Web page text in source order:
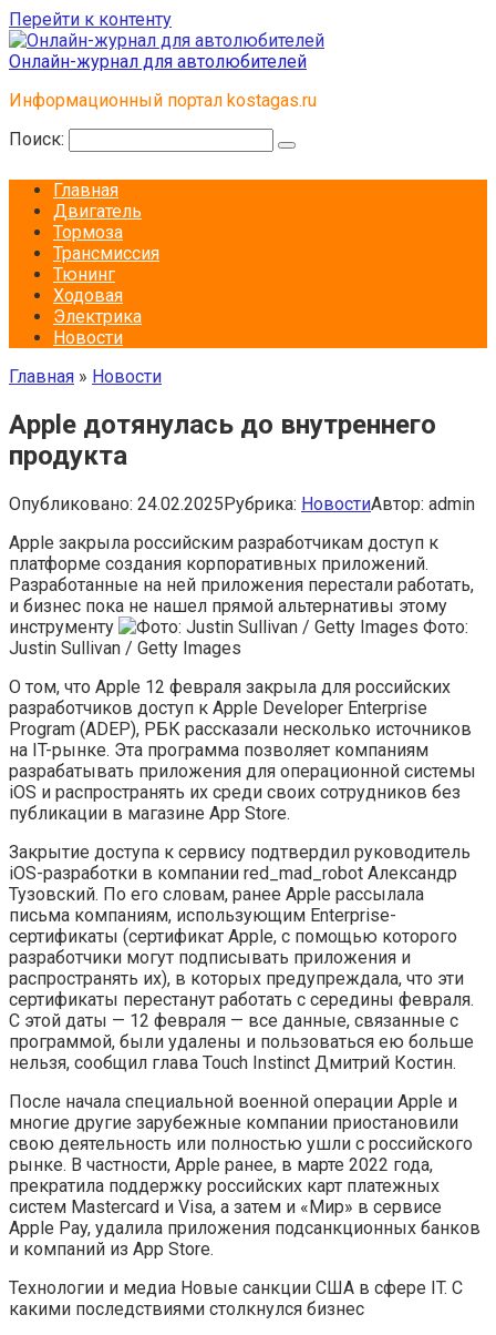
Перейти к контенту
Онлайн-журнал для автолюбителей
Информационный портал kostagas.ru
Поиск:
Главная
Двигатель
Тормоза
Трансмиссия
Тюнинг
Ходовая
Электрика
Новости
Главная » Новости
Apple дотянулась до внутреннего
продукта
Опубликовано: 24.02.2025Рубрика: НовостиАвтор: admin
Apple закрыла российским разработчикам доступ к
платформе создания корпоративных приложений.
Разработанные на ней приложения перестали работать,
и бизнес пока не нашел прямой альтернативы этому
инструменту
Фото:
Justin Sullivan / Getty Images
О том, что Apple 12 февраля закрыла для российских
разработчиков доступ к Apple Developer Enterprise
Program (ADEP), РБК рассказали несколько источников
на IT-рынке. Эта программа позволяет компаниям
разрабатывать приложения для операционной системы
iOS и распространять их среди своих сотрудников без
публикации в магазине App Store.
Закрытие доступа к сервису подтвердил руководитель
iOS-разработки в компании red_mad_robot Александр
Тузовский. По его словам, ранее Apple рассылала
письма компаниям, использующим Enterprise-
сертификаты (сертификат Apple, с помощью которого
разработчики могут подписывать приложения и
распространять их), в которых предупреждала, что эти
сертификаты перестанут работать с середины февраля.
С этой даты — 12 февраля — все данные, связанные с
программой, были удалены и пользоваться ею больше
нельзя, сообщил глава Touch Instinct Дмитрий Костин.
После начала специальной военной операции Apple и
многие другие зарубежные компании приостановили
свою деятельность или полностью ушли с российского
рынке. В частности, Apple ранее, в марте 2022 года,
прекратила поддержку российских карт платежных
систем Mastercard и Visa, а затем и «Мир» в сервисе
Apple Pay, удалила приложения подсанкционных банков
и компаний из App Store.
Технологии и медиа Новые санкции США в сфере IT. С
какими последствиями столкнулся бизнес